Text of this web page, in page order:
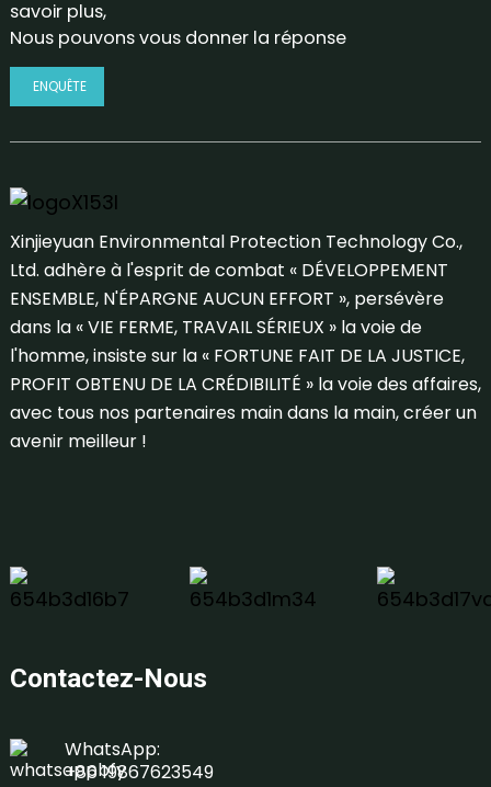
savoir plus,
Nous pouvons vous donner la réponse
ENQUÊTE
Xinjieyuan Environmental Protection Technology Co.,
Ltd. adhère à l'esprit de combat « DÉVELOPPEMENT
ENSEMBLE, N'ÉPARGNE AUCUN EFFORT », persévère
dans la « VIE FERME, TRAVAIL SÉRIEUX » la voie de
l'homme, insiste sur la « FORTUNE FAIT DE LA JUSTICE,
PROFIT OBTENU DE LA CRÉDIBILITÉ » la voie des affaires,
avec tous nos partenaires main dans la main, créer un
avenir meilleur !
Contactez-Nous
WhatsApp:
+86 19867623549